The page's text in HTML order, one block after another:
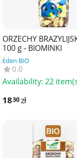
ORZECHY
100 g - BIOMINKI
Eden BIO
0.0
Availability: 22
1830zł